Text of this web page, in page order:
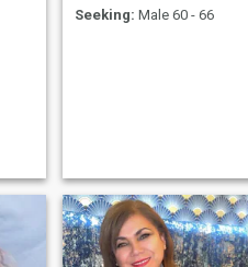
Seeking: Male 60 - 66